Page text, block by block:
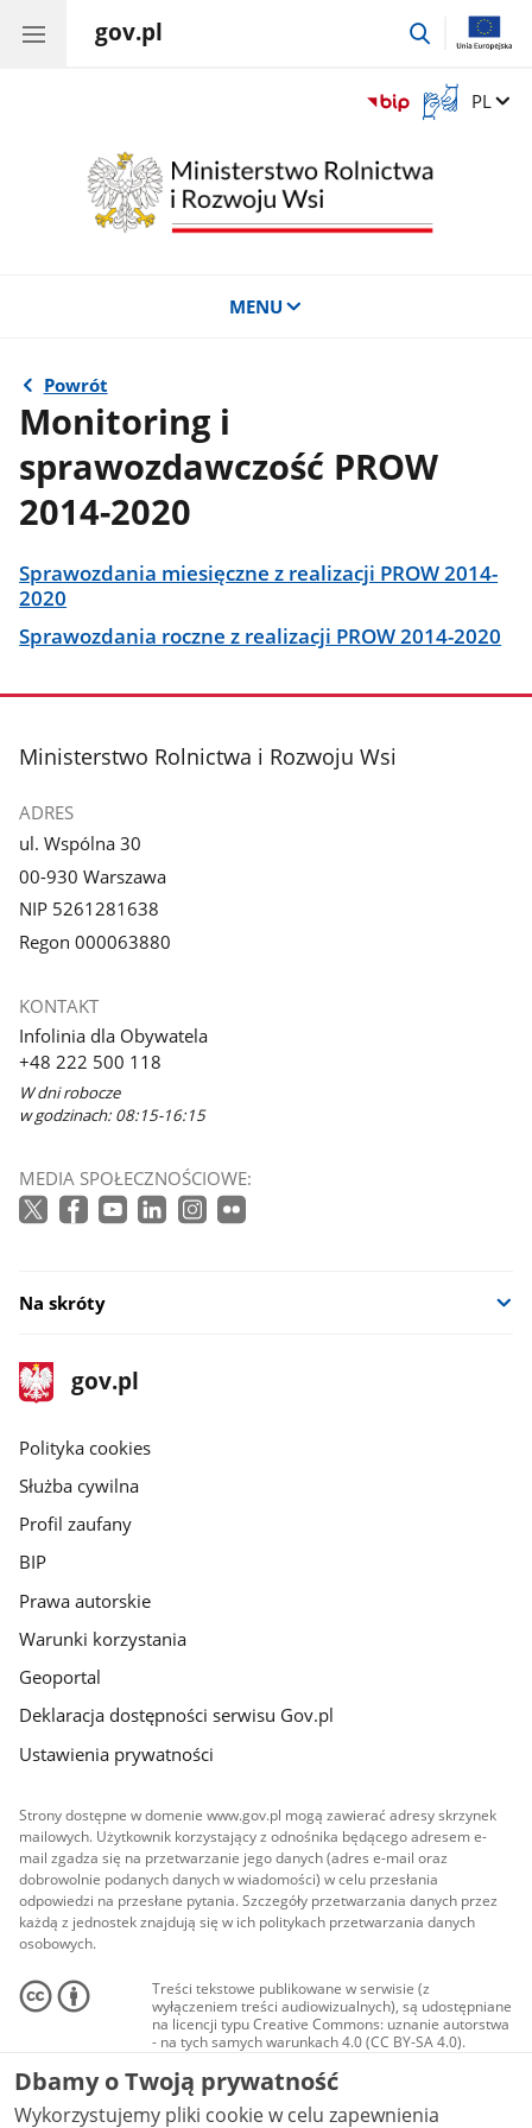
gov.pl
przejdź
Otwórz
okno
tłumaczem
migowego
Zmień
PL
MENU
Powrót
Monitoring i
sprawozdawczość PROW
2014-2020
Sprawozdania miesięczne z realizacji PROW 2014-
2020
Sprawozdania roczne z realizacji PROW 2014-2020
stopka
Ministerstwo Rolnictwa i Rozwoju Wsi
ADRES
ul. Wspólna 30
00-930 Warszawa
NIP 5261281638
Regon 000063880
KONTAKT
Infolinia dla Obywatela
+48 222 500 118
W dni robocze
w godzinach: 08:15-16:15
MEDIA SPOŁECZNOŚCIOWE:
Na skróty
stopka
gov.pl
Strona
gov.pl
gov.pl
Polityka cookies
Służba cywilna
Profil zaufany
BIP
Prawa autorskie
Warunki korzystania
Geoportal
Deklaracja dostępności serwisu Gov.pl
Ustawienia prywatności
Strony dostępne w domenie www.gov.pl mogą zawierać adresy skrzynek
mailowych. Użytkownik korzystający z odnośnika będącego adresem e-
mail zgadza się na przetwarzanie jego danych (adres e-mail oraz
dobrowolnie podanych danych w wiadomości) w celu przesłania
odpowiedzi na przesłane pytania. Szczegóły przetwarzania danych przez
każdą z jednostek znajdują się w ich politykach przetwarzania danych
osobowych.
Treści tekstowe publikowane w serwisie (z
wyłączeniem treści audiowizualnych), są udostępniane
na licencji typu Creative Commons: uznanie autorstwa
- na tych samych warunkach 4.0 (CC BY-SA 4.0).
Materiały audiowizualne, w tym zdjęcia, materiały
audio i wideo, są udostępniane na licencji typu
Creative Commons: uznanie autorstwa użycie
niekomercyjne - bez utworów zależnych 4.0 (CC BY-
Dbamy o Twoją prywatność
Wykorzystujemy pliki cookie w celu zapewnienia